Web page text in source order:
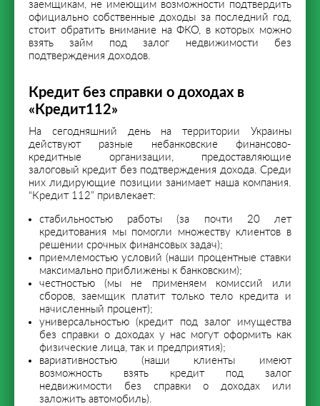
заемщикам, не имеющим возможности подтвердить
официально собственные доходы за последний год,
стоит обратить внимание на ФКО, в которых можно
взять займ под залог недвижимости без
подтверждения доходов.
Кредит без справки о доходах в
«Кредит112»
На сегодняшний день на территории Украины
действуют разные небанковские финансово-
кредитные организации, предоставляющие
залоговый кредит без подтверждения дохода. Среди
них лидирующие позиции занимает наша компания.
“Кредит 112” привлекает:
стабильностью работы (за почти 20 лет
кредитования мы помогли множеству клиентов в
решении срочных финансовых задач);
приемлемостью условий (наши процентные ставки
максимально приближены к банковским);
честностью (мы не применяем комиссий или
сборов, заемщик платит только тело кредита и
начисленный процент);
универсальностью (кредит под залог имущества
без справки о доходах у нас могут оформить как
физические лица, так и предприятия);
вариативностью (наши клиенты имеют
возможность взять кредит под залог
недвижимости без справки о доходах или
заложить автомобиль).